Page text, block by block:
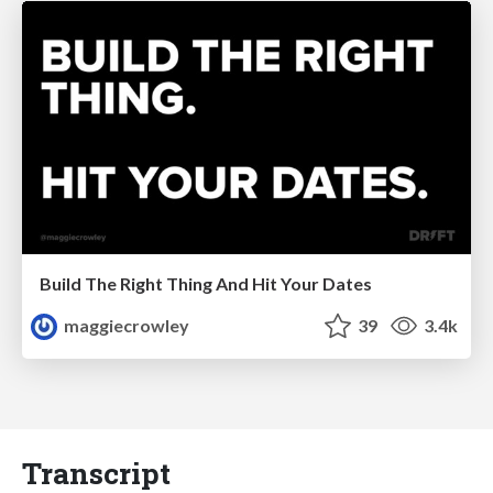
Build The Right Thing And Hit Your Dates
maggiecrowley
39 3.4k
Transcript